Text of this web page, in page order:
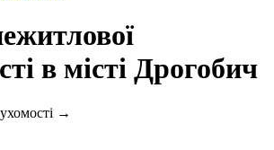
в місті Дрогобич
→